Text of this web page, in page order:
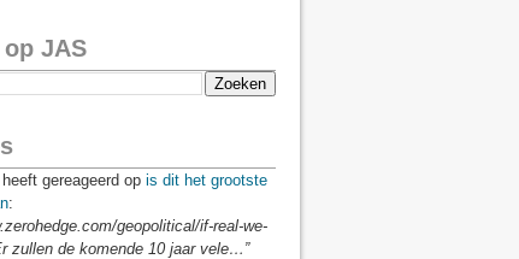
JAS
heeft gereageerd op is dit het grootste
:
geopolitical/if-real-we-
zullen de komende 10 jaar vele…”